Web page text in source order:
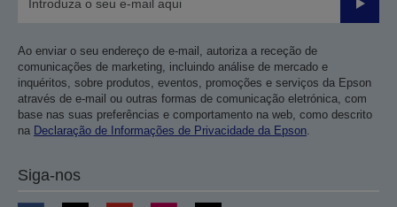
Enviar
Ao enviar o seu endereço de e-mail, autoriza a receção de
comunicações de marketing, incluindo análise de mercado e
inquéritos, sobre produtos, eventos, promoções e serviços da Epson
através de e-mail ou outras formas de comunicação eletrónica, com
base nas suas preferências e comportamento na web, como descrito
na Declaração de Informações de Privacidade da Epson
Siga-nos